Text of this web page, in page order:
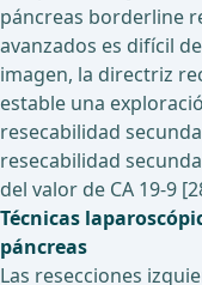
páncreas borderline
avanzados es difícil
imagen, la directriz
estable una
resecabilidad
resecabilidad
del valor de CA 19-9
Técnicas
páncreas
Las resecciones